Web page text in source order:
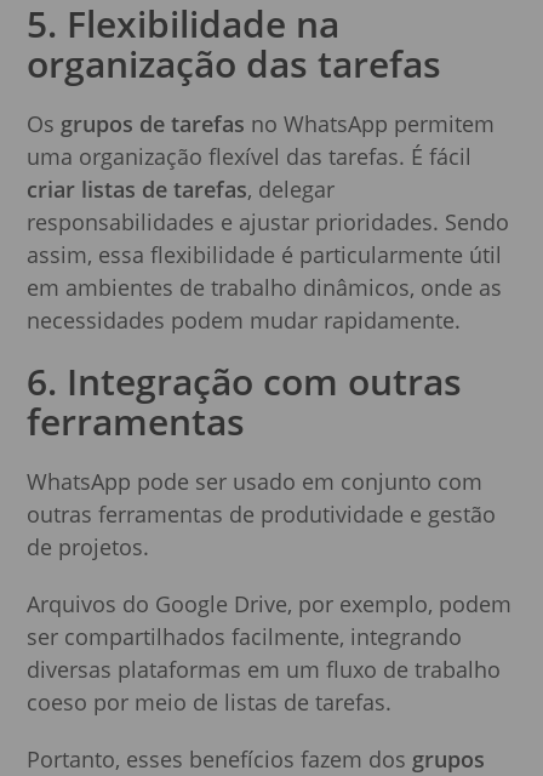
5. Flexibilidade na
organização das tarefas
Os grupos de tarefas no WhatsApp permitem
uma organização flexível das tarefas. É fácil
criar listas de tarefas, delegar
responsabilidades e ajustar prioridades. Sendo
assim, essa flexibilidade é particularmente útil
em ambientes de trabalho dinâmicos, onde as
necessidades podem mudar rapidamente.
6. Integração com outras
ferramentas
WhatsApp pode ser usado em conjunto com
outras ferramentas de produtividade e gestão
de projetos.
Arquivos do Google Drive, por exemplo, podem
ser compartilhados facilmente, integrando
diversas plataformas em um fluxo de trabalho
coeso por meio de listas de tarefas.
Portanto, esses benefícios fazem dos grupos